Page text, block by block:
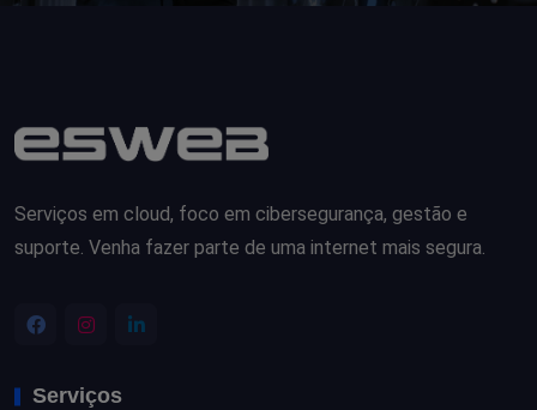
Serviços em cloud, foco em cibersegurança, gestão e
suporte. Venha fazer parte de uma internet mais segura.
Serviços